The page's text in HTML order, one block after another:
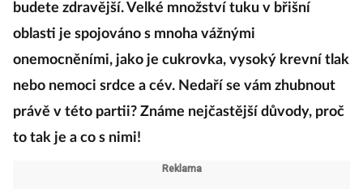
budete zdravější. Velké množství tuku v břišní
oblasti je spojováno s mnoha vážnými
onemocněními, jako je cukrovka, vysoký krevní tlak
nebo nemoci srdce a cév. Nedaří se vám zhubnout
právě v této partii? Známe nejčastější důvody, proč
to tak je a co s nimi!